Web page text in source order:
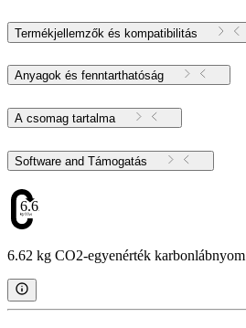
Termékjellemzők és kompatibilitás
Anyagok és fenntarthatóság
A csomag tartalma
Software and Támogatás
6.62
6.62 kg CO2-egyenérték karbonlábnyom